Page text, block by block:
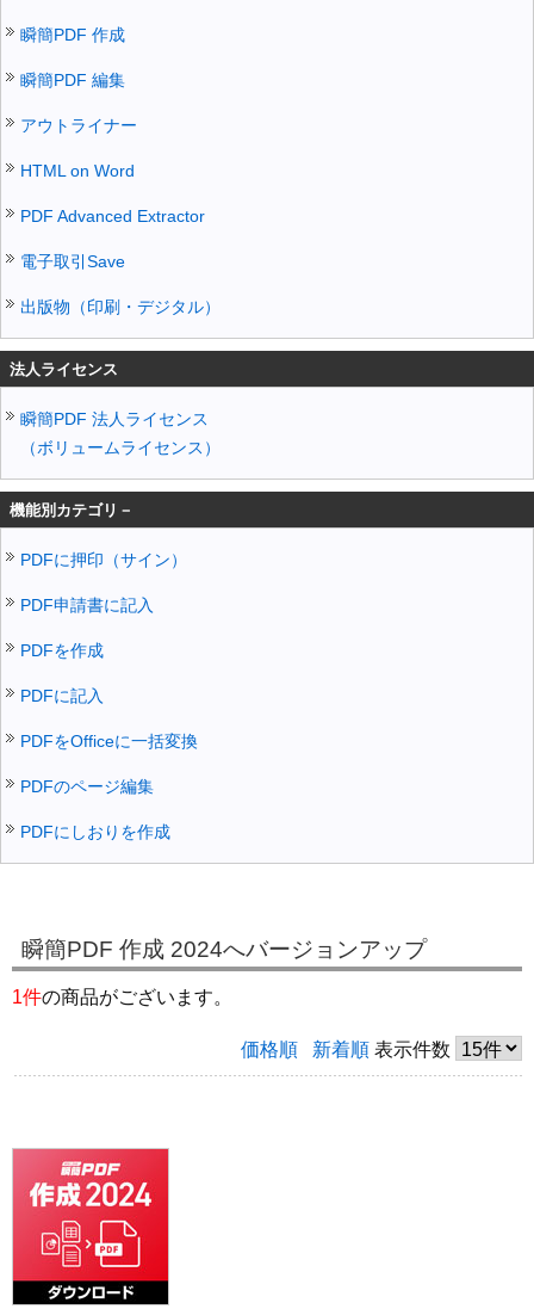
瞬簡PDF 作成
瞬簡PDF 編集
アウトライナー
HTML on Word
PDF Advanced Extractor
電子取引Save
出版物（印刷・デジタル）
法人ライセンス
瞬簡PDF 法人ライセンス
（ボリュームライセンス）
機能別カテゴリ－
PDFに押印（サイン）
PDF申請書に記入
PDFを作成
PDFに記入
PDFをOfficeに一括変換
PDFのページ編集
PDFにしおりを作成
瞬簡PDF 作成 2024へバージョンアップ
1件の商品がございます。
価格順 新着順 表示件数